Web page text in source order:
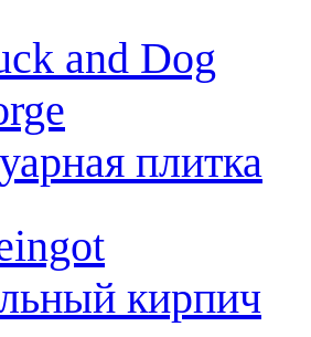
and Dog
плитка
кирпич